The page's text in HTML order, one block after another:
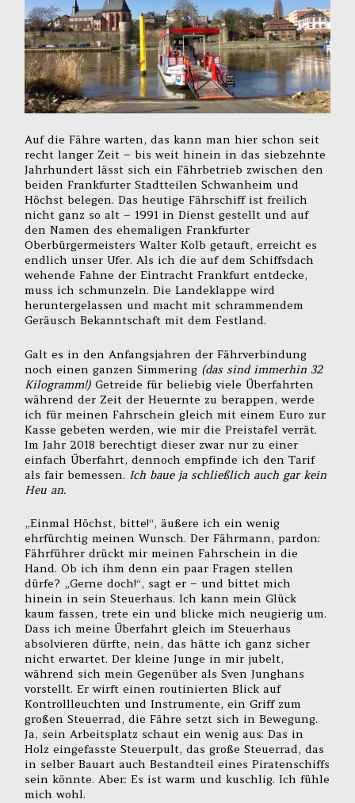
Auf die Fähre warten, das kann man hier schon seit
recht langer Zeit – bis weit hinein in das siebzehnte
Jahrhundert lässt sich ein Fährbetrieb zwischen den
beiden Frankfurter Stadtteilen Schwanheim und
Höchst belegen. Das heutige Fährschiff ist freilich
nicht ganz so alt – 1991 in Dienst gestellt und auf
den Namen des ehemaligen Frankfurter
Oberbürgermeisters Walter Kolb getauft, erreicht es
endlich unser Ufer. Als ich die auf dem Schiffsdach
wehende Fahne der Eintracht Frankfurt entdecke,
muss ich schmunzeln. Die Landeklappe wird
heruntergelassen und macht mit schrammendem
Geräusch Bekanntschaft mit dem Festland.
Galt es in den Anfangsjahren der Fährverbindung
noch einen ganzen Simmering (das sind immerhin 32
Kilogramm!) Getreide für beliebig viele Überfahrten
während der Zeit der Heuernte zu berappen, werde
ich für meinen Fahrschein gleich mit einem Euro zur
Kasse gebeten werden, wie mir die Preistafel verrät.
Im Jahr 2018 berechtigt dieser zwar nur zu einer
einfach Überfahrt, dennoch empfinde ich den Tarif
als fair bemessen. Ich baue ja schließlich auch gar kein
Heu an.
„Einmal Höchst, bitte!“, äußere ich ein wenig
ehrfürchtig meinen Wunsch. Der Fährmann, pardon:
Fährführer drückt mir meinen Fahrschein in die
Hand. Ob ich ihm denn ein paar Fragen stellen
dürfe? „Gerne doch!“, sagt er – und bittet mich
hinein in sein Steuerhaus. Ich kann mein Glück
kaum fassen, trete ein und blicke mich neugierig um.
Dass ich meine Überfahrt gleich im Steuerhaus
absolvieren dürfte, nein, das hätte ich ganz sicher
nicht erwartet. Der kleine Junge in mir jubelt,
während sich mein Gegenüber als Sven Junghans
vorstellt. Er wirft einen routinierten Blick auf
Kontrollleuchten und Instrumente, ein Griff zum
großen Steuerrad, die Fähre setzt sich in Bewegung.
Ja, sein Arbeitsplatz schaut ein wenig aus: Das in
Holz eingefasste Steuerpult, das große Steuerrad, das
in selber Bauart auch Bestandteil eines Piratenschiffs
sein könnte. Aber: Es ist warm und kuschlig. Ich fühle
mich wohl.